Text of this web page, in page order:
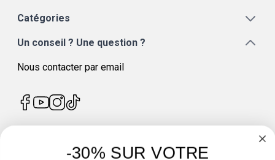
Catégories
Un conseil ? Une question ?
Nous contacter par email
4.7/5
-30% SUR VOTRE